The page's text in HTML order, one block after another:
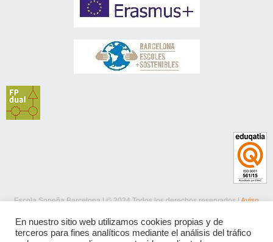
Escola Sopeña Barcelona | © 2024 Todos los derechos reservados |Aviso
En nuestro sitio web utilizamos cookies propias y de
terceros para fines analíticos mediante el análisis del tráfico